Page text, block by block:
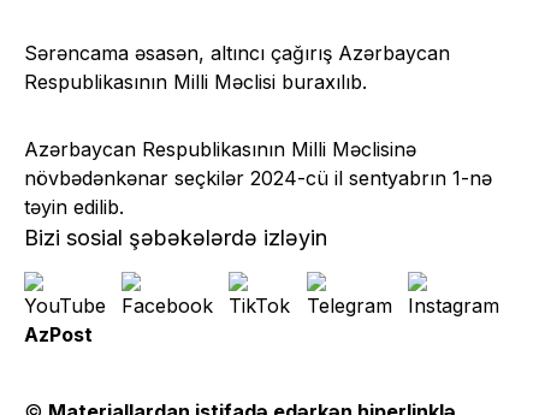
Sərəncama əsasən, altıncı çağırış Azərbaycan
Respublikasının Milli Məclisi buraxılıb.
Azərbaycan Respublikasının Milli Məclisinə
növbədənkənar seçkilər 2024-cü il sentyabrın 1-nə
təyin edilib.
Bizi sosial şəbəkələrdə izləyin
AzPost